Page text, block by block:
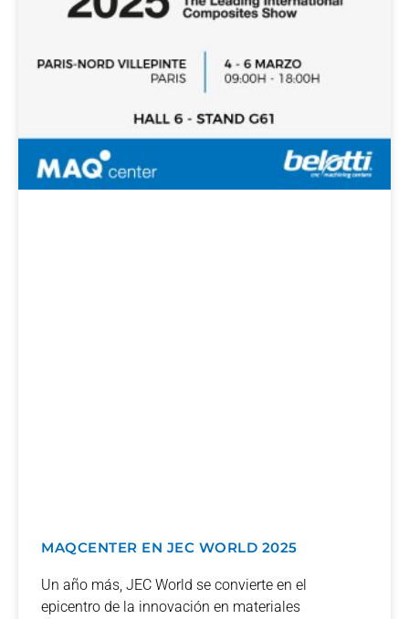
MAQCENTER EN JEC WORLD 2025
Un año más, JEC World se convierte en el
epicentro de la innovación en materiales